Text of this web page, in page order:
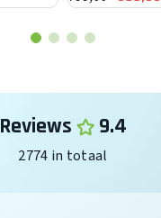
Reviews 9.4
2774 in totaal